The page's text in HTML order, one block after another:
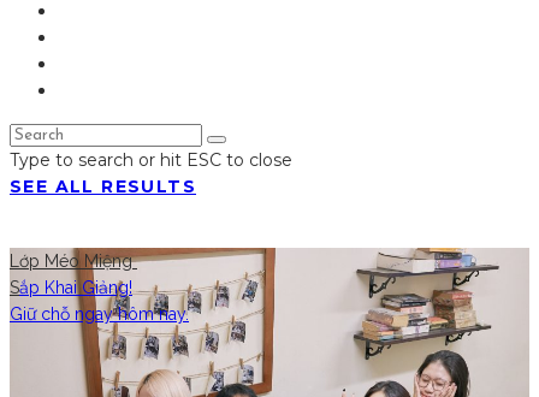
Type to search or hit ESC to close
SEE ALL RESULTS
Lớp Méo Miệng
Sắp Khai Giảng!
Giữ chỗ ngay hôm nay.